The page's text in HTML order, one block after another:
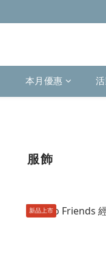
本月優惠
服飾
新品上市